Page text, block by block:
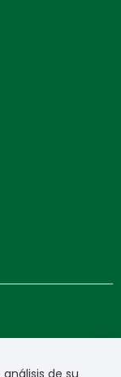
de su